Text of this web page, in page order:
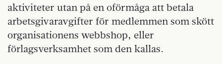
aktiviteter utan på en oförmåga att betala
arbetsgivaravgifter för medlemmen som skött
organisationens webbshop, eller
förlagsverksamhet som den kallas.